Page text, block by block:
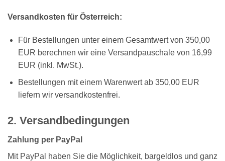
Versandkosten für Österreich:
Für Bestellungen unter einem Gesamtwert von 350,00
EUR berechnen wir eine Versandpauschale von 16,99
EUR (inkl. MwSt.).
Bestellungen mit einem Warenwert ab 350,00 EUR
liefern wir versandkostenfrei.
2. Versandbedingungen
Zahlung per PayPal
Mit PayPal haben Sie die Möglichkeit, bargeldlos und ganz